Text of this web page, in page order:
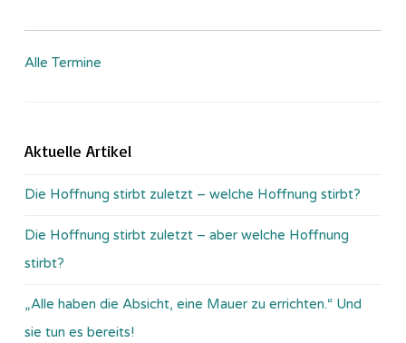
Alle Termine
Aktuelle Artikel
Die Hoffnung stirbt zuletzt – welche Hoffnung stirbt?
Die Hoffnung stirbt zuletzt – aber welche Hoffnung
stirbt?
„Alle haben die Absicht, eine Mauer zu errichten.“ Und
sie tun es bereits!